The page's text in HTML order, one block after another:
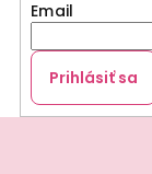
Email
Prihlásiť sa